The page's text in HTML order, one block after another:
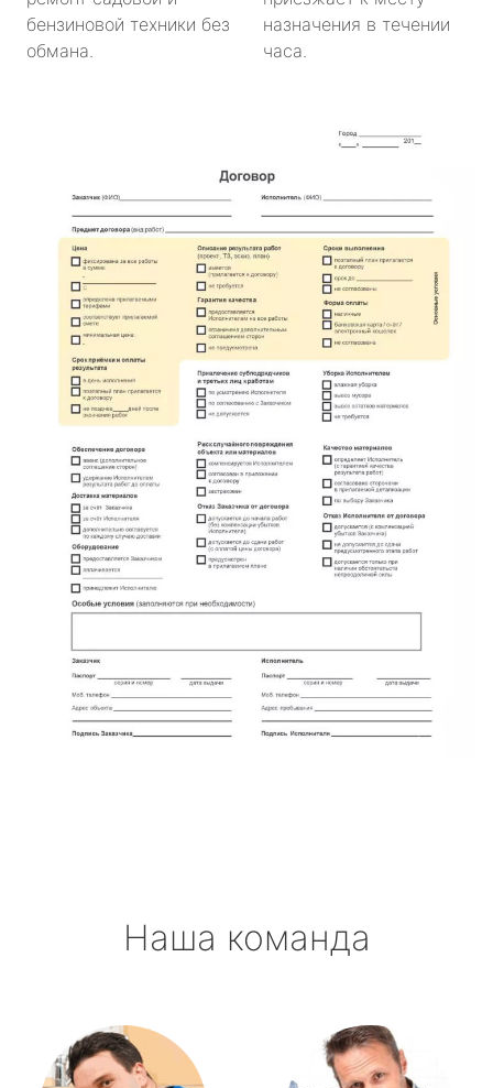
бензиновой техники без
обмана.
назначения в течении
часа.
Наша команда